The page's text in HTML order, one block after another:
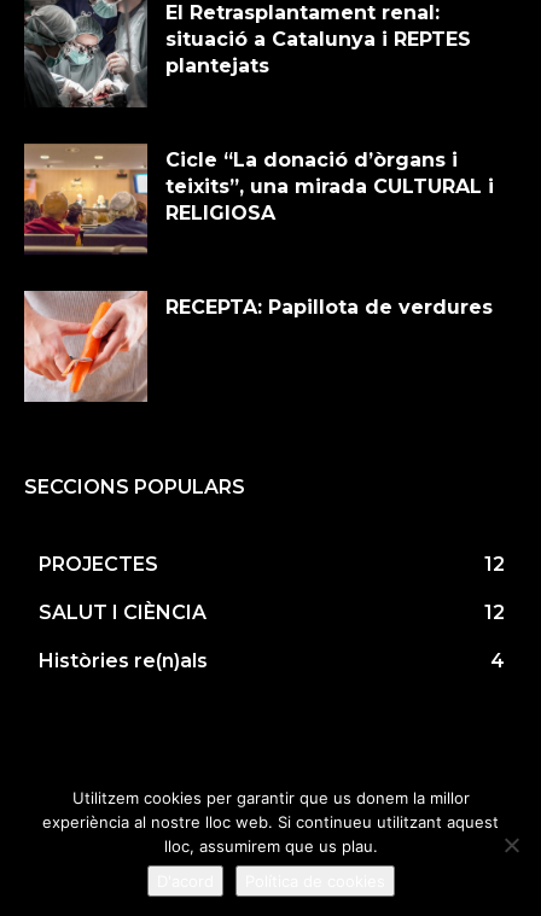
El Retrasplantament renal:
situació a Catalunya i REPTES
plantejats
Cicle “La donació d’òrgans i
teixits”, una mirada CULTURAL i
RELIGIOSA
RECEPTA: Papillota de verdures
SECCIONS POPULARS
PROJECTES 12
SALUT I CIÈNCIA 12
Històries re(n)als 4
Fundació Renal Jaume Arnó •HOLA by Neus
•Connectalia.com
Utilitzem cookies per garantir que us donem la millor
experiència al nostre lloc web. Si continueu utilitzant aquest
lloc, assumirem que us plau.